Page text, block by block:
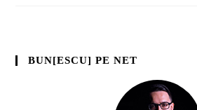
BUN[ESCU] PE NET